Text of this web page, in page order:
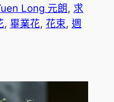
g
h
,
Long 元朗, 求
, 畢業花, 花束, 週